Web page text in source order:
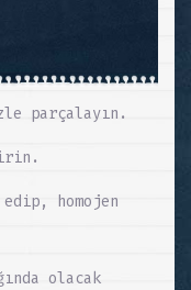
parçalayın.
homojen
olacak